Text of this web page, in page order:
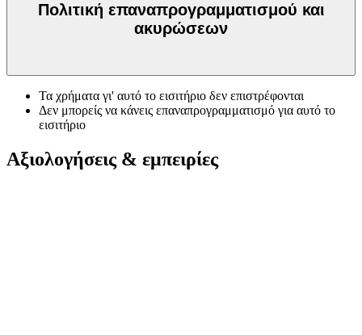
Πολιτική επαναπρογραμματισμού και
ακυρώσεων
Τα χρήματα γι' αυτό το εισιτήριο δεν επιστρέφονται
Δεν μπορείς να κάνεις επαναπρογραμματισμό για αυτό το
εισιτήριο
Αξιολογήσεις & εμπειρίες